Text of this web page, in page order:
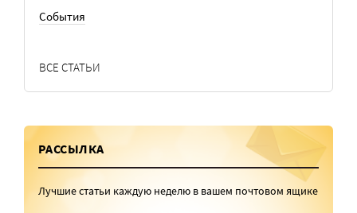
События
ВСЕ СТАТЬИ
РАССЫЛКА
Лучшие статьи каждую неделю в вашем почтовом ящике